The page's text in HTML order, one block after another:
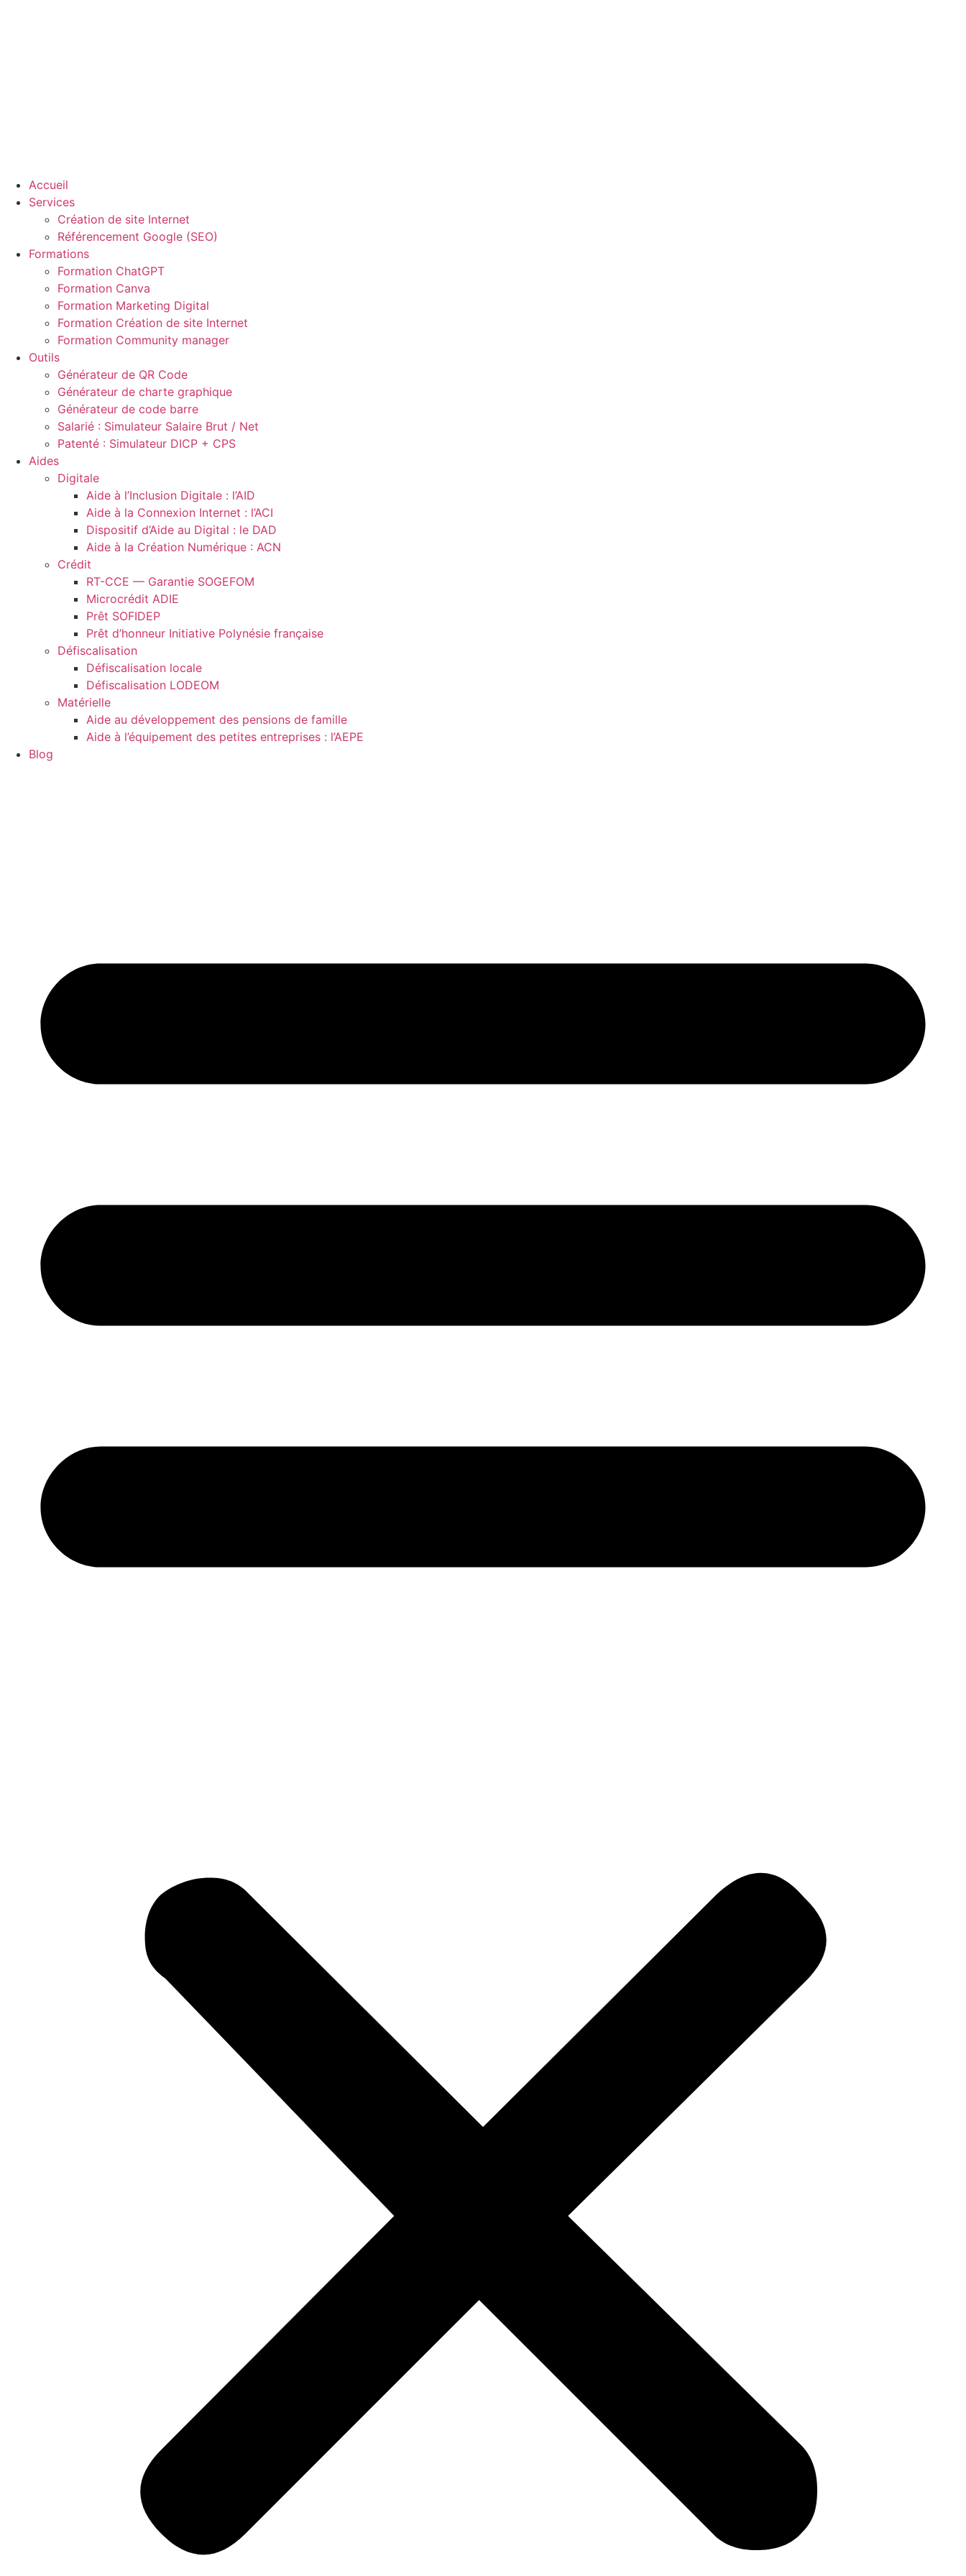
Accueil
Services
Création de site Internet
Référencement Google (SEO)
Formations
Formation ChatGPT
Formation Canva
Formation Marketing Digital
Formation Création de site Internet
Formation Community manager
Outils
Générateur de QR Code
Générateur de charte graphique
Générateur de code barre
Salarié : Simulateur Salaire Brut / Net
Patenté : Simulateur DICP + CPS
Aides
Digitale
Aide à l’Inclusion Digitale : l’AID
Aide à la Connexion Internet : l’ACI
Dispositif d’Aide au Digital : le DAD
Aide à la Création Numérique : ACN
Crédit
RT-CCE — Garantie SOGEFOM
Microcrédit ADIE
Prêt SOFIDEP
Prêt d’honneur Initiative Polynésie française
Défiscalisation
Défiscalisation locale
Défiscalisation LODEOM
Matérielle
Aide au développement des pensions de famille
Aide à l’équipement des petites entreprises : l’AEPE
Blog